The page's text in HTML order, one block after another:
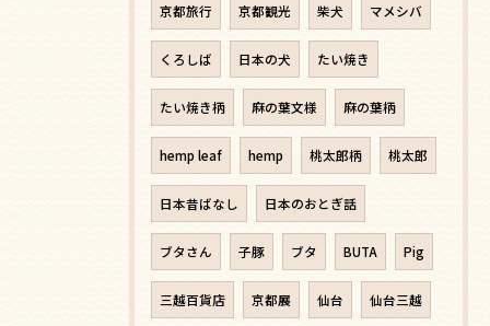
京都旅行 京都観光 柴犬 マメシバ
くろしば 日本の犬 たい焼き
たい焼き柄 麻の葉文様 麻の葉柄
hemp leaf hemp 桃太郎柄 桃太郎
日本昔ばなし 日本のおとぎ話
ブタさん 子豚 ブタ BUTA Pig
三越百貨店 京都展 仙台 仙台三越